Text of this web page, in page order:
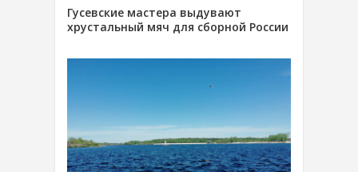
Гусевские мастера выдувают
хрустальный мяч для сборной России